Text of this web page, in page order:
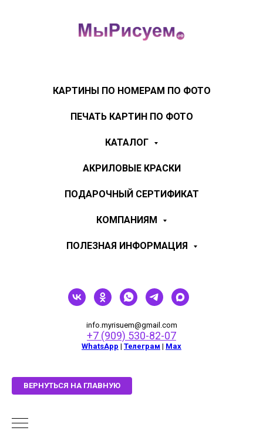
КАРТИНЫ ПО НОМЕРАМ ПО ФОТО
ПЕЧАТЬ КАРТИН ПО ФОТО
КАТАЛОГ
АКРИЛОВЫЕ КРАСКИ
ПОДАРОЧНЫЙ СЕРТИФИКАТ
КОМПАНИЯМ
ПОЛЕЗНАЯ ИНФОРМАЦИЯ
info.myrisuem@gmail.com
+7 (909) 530-82-07
WhatsApp | Телеграм | Мах
ВЕРНУТЬСЯ НА ГЛАВНУЮ